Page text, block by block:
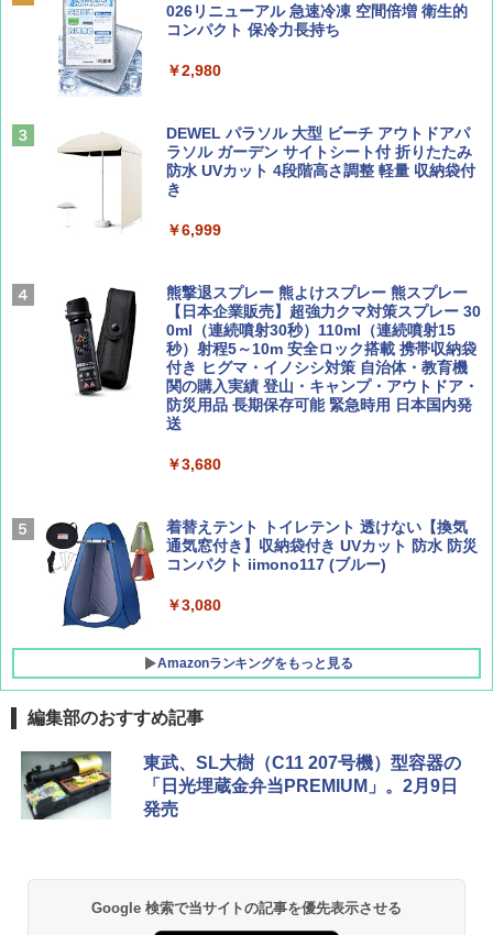
SOTO ミニマル"旅"財布 ランダム2種】
山と溪谷 2026年8月号「南アルプス大全」
￥1,540
￥1,540
AIRLINE（エアライン）2026年9月号【特
集】ボーイング110周年を祝して！
￥1,760
球の歩き方A ヨーロッパ
地球の歩き方 スター・ウォーズ
￥2,695
ァキア 2026～2027 地球の歩き方A ヨーロッ
パ
￥2,277
新しい日本地理 地図・統計・移動から読み
解く (講談社現代新書)
￥1,540
PYKES PEAK (パイクスピーク) 着替えテン
人用 折りたたみ 防災グッズ 災害用トイレ ビ
￥4,980
テント ワンタッチ RENEW 幅200 2-3人用 43
￥5,999
[キャンパーズコレクション 山善] 傘みたいに
広げるだけ パッとサッとテント ブラックコ
ーティング フルクローズ メッシュ 3-4人用
簡単設置 ポップアップテント エクルベージ
ュ(BC仕様) PATC-150B(EB)
￥9,990
[キャンパーズコレクション 山善] 傘みたいに
広げるだけ パッとサッとテント キューブワ
イドプラス ブラックコーティング フルクロ
テント PATCW-200B エクルベージュ
026リニューアル 急速冷凍 空間倍増 衛生的
コンパクト 保冷力長持ち
￥2,980
DEWEL パラソル 大型 ビーチ アウトドアパ
ラソル ガーデン サイトシート付 折りたたみ
防水 UVカット 4段階高さ調整 軽量 収納袋付
き
￥6,999
熊撃退スプレー 熊よけスプレー 熊スプレー
【日本企業販売】超強力クマ対策スプレー 30
0ml（連続噴射30秒）110ml（連続噴射15
秒）射程5～10m 安全ロック搭載 携帯収納袋
付き ヒグマ・イノシシ対策 自治体・教育機
関の購入実績 登山・キャンプ・アウトドア・
防災用品 長期保存可能 緊急時用 日本国内発
送
￥3,680
着替えテント トイレテント 透けない【換気
通気窓付き】収納袋付き UVカット 防水 防災
コンパクト iimono117 (ブルー)
￥3,080
Amazonランキングをもっと見る
編集部のおすすめ記事
東武、SL大樹（C11 207号機）型容器の
「日光埋蔵金弁当PREMIUM」。2月9日
発売
Google 検索で当サイトの記事を優先表示させる